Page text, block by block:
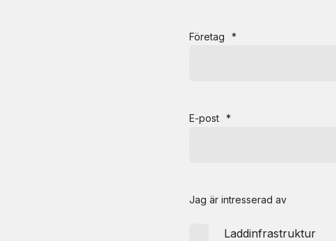
Företag *
E-post *
Jag är intresserad av
Laddinfrastruktur